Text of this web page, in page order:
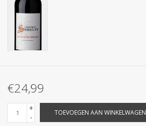
€24,99
+
-
TOEVOEGEN AAN WINKELWAGEN